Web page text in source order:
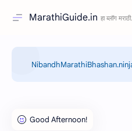
MarathiGuide.in